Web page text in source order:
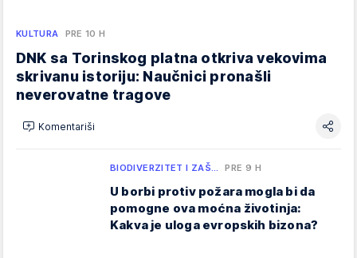
KULTURA PRE 10 H
DNK sa Torinskog platna otkriva vekovima
skrivanu istoriju: Naučnici pronašli
neverovatne tragove
Komentariši
BIODIVERZITET I ZAŠ… PRE 9 H
U borbi protiv požara mogla bi da
pomogne ova moćna životinja:
Kakva je uloga evropskih bizona?